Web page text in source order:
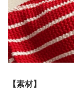
【素材】